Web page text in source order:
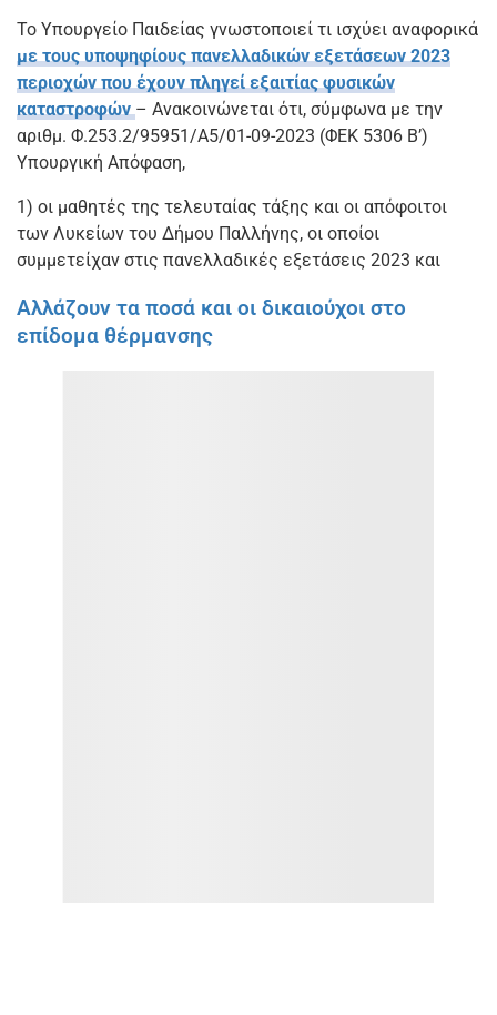
Το Υπουργείο Παιδείας γνωστοποιεί τι ισχύει αναφορικά
με τους υποψηφίους πανελλαδικών εξετάσεων 2023
περιοχών που έχουν πληγεί εξαιτίας φυσικών
καταστροφών – Ανακοινώνεται ότι, σύμφωνα με την
αριθμ. Φ.253.2/95951/A5/01-09-2023 (ΦΕΚ 5306 Β’)
Υπουργική Απόφαση,
1) οι μαθητές της τελευταίας τάξης και οι απόφοιτοι
των Λυκείων του Δήμου Παλλήνης, οι οποίοι
συμμετείχαν στις πανελλαδικές εξετάσεις 2023 και
Αλλάζουν τα ποσά και οι δικαιούχοι στο
επίδομα θέρμανσης